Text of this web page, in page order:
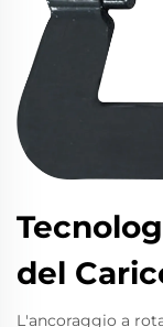
del
L'ancoraggio a